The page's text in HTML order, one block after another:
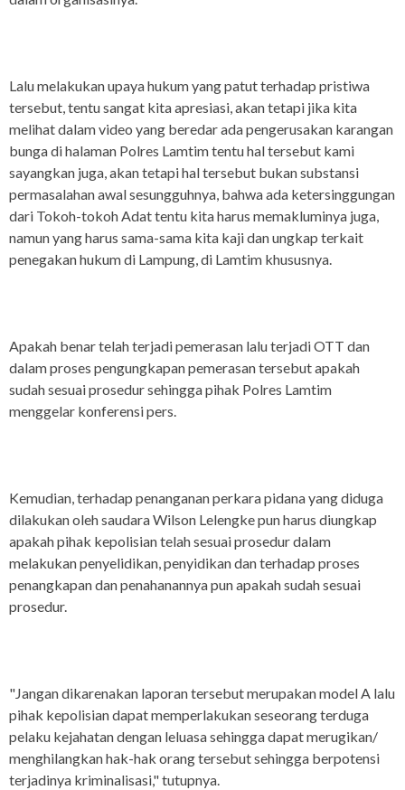
Lalu melakukan upaya hukum yang patut terhadap pristiwa
tersebut, tentu sangat kita apresiasi, akan tetapi jika kita
melihat dalam video yang beredar ada pengerusakan karangan
bunga di halaman Polres Lamtim tentu hal tersebut kami
sayangkan juga, akan tetapi hal tersebut bukan substansi
permasalahan awal sesungguhnya, bahwa ada ketersinggungan
dari Tokoh-tokoh Adat tentu kita harus memakluminya juga,
namun yang harus sama-sama kita kaji dan ungkap terkait
penegakan hukum di Lampung, di Lamtim khususnya.
Apakah benar telah terjadi pemerasan lalu terjadi OTT dan
dalam proses pengungkapan pemerasan tersebut apakah
sudah sesuai prosedur sehingga pihak Polres Lamtim
menggelar konferensi pers.
Kemudian, terhadap penanganan perkara pidana yang diduga
dilakukan oleh saudara Wilson Lelengke pun harus diungkap
apakah pihak kepolisian telah sesuai prosedur dalam
melakukan penyelidikan, penyidikan dan terhadap proses
penangkapan dan penahanannya pun apakah sudah sesuai
prosedur.
"Jangan dikarenakan laporan tersebut merupakan model A lalu
pihak kepolisian dapat memperlakukan seseorang terduga
pelaku kejahatan dengan leluasa sehingga dapat merugikan/
menghilangkan hak-hak orang tersebut sehingga berpotensi
terjadinya kriminalisasi," tutupnya.